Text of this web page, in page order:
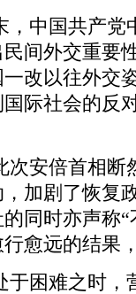
，中国共产
间外交重要
改以往外交
际社会的反
次安倍首相断
加剧了恢复
同时亦声称
愈远的结果
于困难之时，